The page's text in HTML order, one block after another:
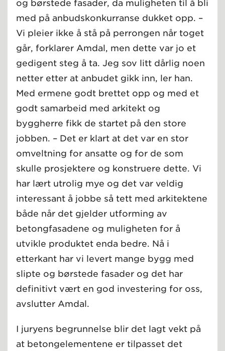
og børstede fasader, da muligheten til å bli
med på anbudskonkurranse dukket opp. –
Vi pleier ikke å stå på perrongen når toget
går, forklarer Amdal, men dette var jo et
gedigent steg å ta. Jeg sov litt dårlig noen
netter etter at anbudet gikk inn, ler han.
Med ermene godt brettet opp og med et
godt samarbeid med arkitekt og
byggherre fikk de startet på den store
jobben. – Det er klart at det var en stor
omveltning for ansatte og for de som
skulle prosjektere og konstruere dette. Vi
har lært utrolig mye og det var veldig
interessant å jobbe så tett med arkitektene
både når det gjelder utforming av
betongfasadene og muligheten for å
utvikle produktet enda bedre. Nå i
etterkant har vi levert mange bygg med
slipte og børstede fasader og det har
definitivt vært en god investering for oss,
avslutter Amdal.
I juryens begrunnelse blir det lagt vekt på
at betongelementene er tilpasset det